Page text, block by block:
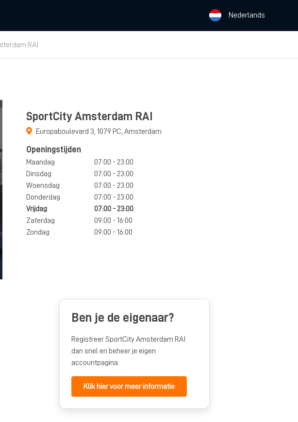
Nederlands
RAI
SportCity Amsterdam RAI
Europaboulevard 3 1079 PC Amsterdam
Openingstijden
Maandag
07:00 - 23:00
Dinsdag
07:00 - 23:00
Woensdag
07:00 - 23:00
Donderdag
07:00 - 23:00
Vrijdag
07:00 - 23:00
Zaterdag
09:00 - 16:00
Zondag
09:00 - 16:00
Ben je de eigenaar?
Registreer SportCity Amsterdam RAI
dan snel en beheer je eigen
accountpagina.
Klik hier voor meer informatie